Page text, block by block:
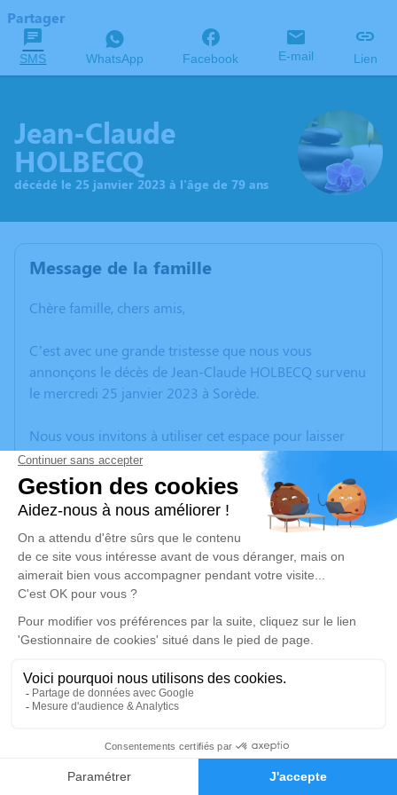
Faire-part Hommages
Partager
SMS WhatsApp Facebook E-mail Lien
Jean-Claude
HOLBECQ
décédé le 25 janvier 2023 à l'âge de 79 ans
Message de la famille
Chère famille, chers amis,
C’est avec une grande tristesse que nous vous
annonçons le décès de Jean-Claude HOLBECQ survenu
le mercredi 25 janvier 2023 à Sorède.
Nous vous invitons à utiliser cet espace pour laisser
vos condoléances, partager des photos souvenirs, une
anecdote ou exprimer vos pensées à travers des
poèmes ou des textes. Cet endroit est un lieu
d'expression dédié à honorer la mémoire de Jean-
Claude HOLBECQ.
Un service de plantation d’arbre hommage est
disponible ici.
Je rends hommage
Cérémonie civile
Crématorium de Canet-en-Roussillon
196 Avenue de Perpignan